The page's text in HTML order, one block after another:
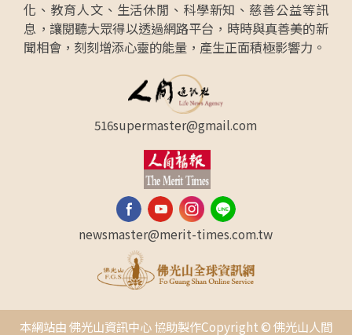
化、教育人文、生活休閒、科學新知、慈善公益等訊
息，讓閱聽大眾得以透過網路平台，時時與真善美的新
聞相會，刻刻增添心靈的能量，產生正面積極影響力。
516supermaster@gmail.com
newsmaster@merit-times.com.tw
本網站由 佛光山資訊中心 協助製作Copyright © 佛光山人間